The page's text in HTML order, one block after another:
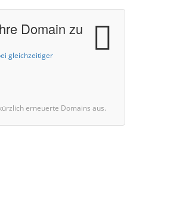
Domain zu
gleichzeitiger
erneuerte Domains aus.